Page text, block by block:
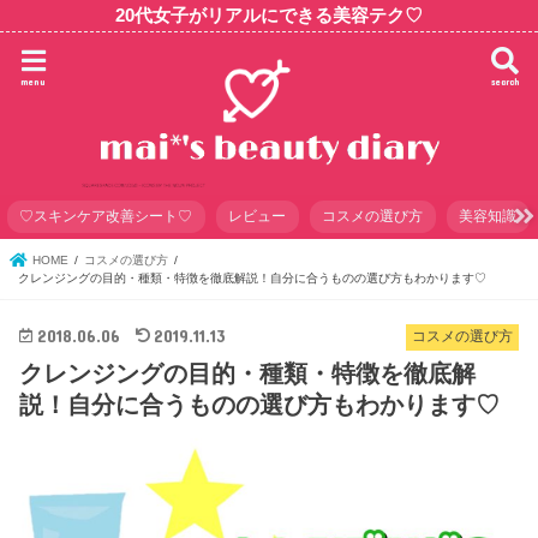
20代女子がリアルにできる美容テク♡
search
menu
♡スキンケア改善シート♡ レビュー コスメの選び方 美容知識
HOME
コスメの選び方
クレンジングの目的・種類・特徴を徹底解説！自分に合うものの選び方もわかります♡
コスメの選び方
2018.06.06 2019.11.13
クレンジングの目的・種類・特徴を徹底解
説！自分に合うものの選び方もわかります♡